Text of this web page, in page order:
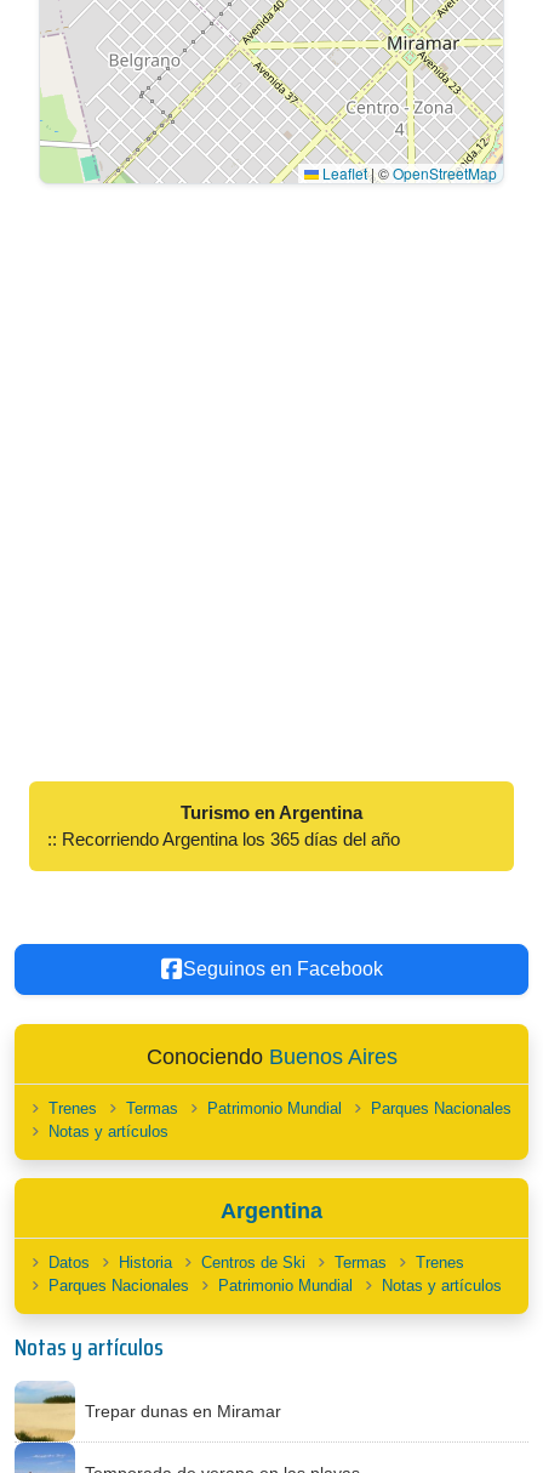
Leaflet|©OpenStreetMap
Turismo en Argentina
:: Recorriendo Argentina los 365 días del año
Seguinos en Facebook
Conociendo Buenos Aires
Trenes Termas Patrimonio Mundial
Parques Nacionales
Notas y artículos
Argentina
Datos Historia Centros de Ski Termas
Trenes
Parques Nacionales
Patrimonio Mundial Notas y artículos
Notas y artículos
Trepar dunas en Miramar